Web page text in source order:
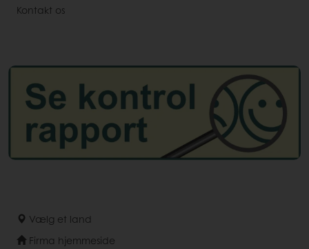
Kontakt os
Vælg et land
Firma hjemmeside